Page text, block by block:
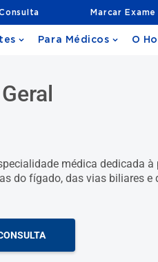
Marcar Exame
Para Médicos O
médica dedicada
do fígado, das vias biliares e